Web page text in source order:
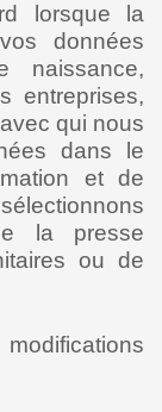
lorsque la
données
naissance,
entreprises,
qui nous
dans le
et de
la presse
ou de